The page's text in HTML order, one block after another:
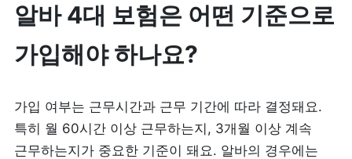
알바 4대 보험은 어떤 기준으로
가입해야 하나요?
가입 여부는 근무시간과 근무 기간에 따라 결정돼요.
특히 월 60시간 이상 근무하는지, 3개월 이상 계속
근무하는지가 중요한 기준이 돼요. 알바의 경우에는